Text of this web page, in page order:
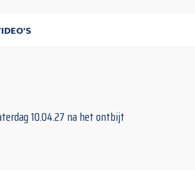
10.04.27 na het ontbijt